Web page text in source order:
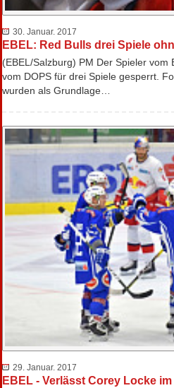
30. Januar. 2017
EBEL: Red Bulls drei Spiele
(EBEL/Salzburg) PM Der Spieler vom
vom DOPS für drei Spiele gesperrt.
wurden als Grundlage…
29. Januar. 2017
EBEL - Verlässt Corey Locke